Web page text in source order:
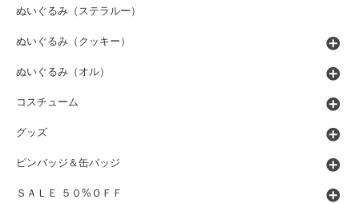
ぬいぐるみ（ステラルー）
ぬいぐるみ（クッキー）
ぬいぐるみ（オル）
コスチューム
グッズ
ピンバッジ＆缶バッジ
ＳＡＬＥ ５０%ＯＦＦ